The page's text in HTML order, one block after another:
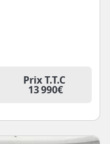
Prix T.T.C
13 990€